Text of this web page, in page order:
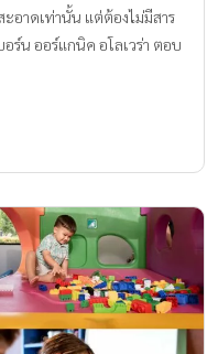
อาดเท่านั้น แต่ต้องไม่มีสาร
ร์น ออร์แกนิค อโลเวร่า ตอบ